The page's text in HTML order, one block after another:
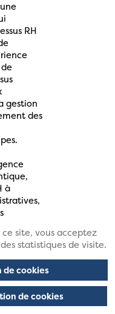
RH
gestion
des
à
décision.
les
leur
site, vous acceptez
statistiques de visite.
cookies
de cookies